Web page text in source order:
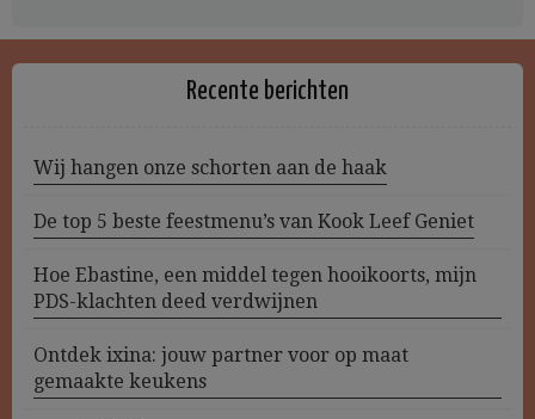
Recente berichten
Wij hangen onze schorten aan de haak
De top 5 beste feestmenu’s van Kook Leef Geniet
Hoe Ebastine, een middel tegen hooikoorts, mijn
PDS-klachten deed verdwijnen
Ontdek ixina: jouw partner voor op maat
gemaakte keukens